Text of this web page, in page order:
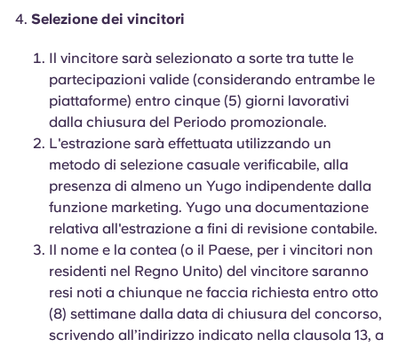
Selezione dei vincitori
Il vincitore sarà selezionato a sorte tra tutte le
partecipazioni valide (considerando entrambe le
piattaforme) entro cinque (5) giorni lavorativi
dalla chiusura del Periodo promozionale.
L'estrazione sarà effettuata utilizzando un
metodo di selezione casuale verificabile, alla
presenza di almeno un Yugo indipendente dalla
funzione marketing. Yugo una documentazione
relativa all'estrazione a fini di revisione contabile.
Il nome e la contea (o il Paese, per i vincitori non
residenti nel Regno Unito) del vincitore saranno
resi noti a chiunque ne faccia richiesta entro otto
(8) settimane dalla data di chiusura del concorso,
scrivendo all’indirizzo indicato nella clausola 13, a